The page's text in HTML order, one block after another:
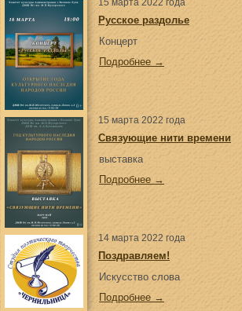
15 марта 2022 года
Русское раздолье
Концерт
Подробнее →
15 марта 2022 года
Связующие нити времени
выставка
Подробнее →
14 марта 2022 года
Поздравляем!
Искусство слова
Подробнее →